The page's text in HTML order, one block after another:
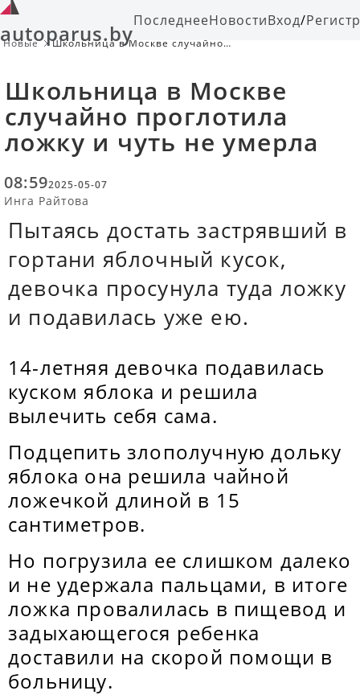
autoparus.byПоследнееНовостиВход/
Новые
Школьница в Москве случайно
Школьница в Москве
случайно проглотила
ложку и чуть не умерла
08:592025-05-07
Инга Райтова
Пытаясь достать застрявший в
гортани яблочный кусок,
девочка просунула туда ложку
и подавилась уже ею.
14-летняя девочка подавилась
куском яблока и решила
вылечить себя сама.
Подцепить злополучную дольку
яблока она решила чайной
ложечкой длиной в 15
сантиметров.
Но погрузила ее слишком далеко
и не удержала пальцами, в итоге
ложка провалилась в пищевод и
задыхающегося ребенка
доставили на скорой помощи в
больницу.